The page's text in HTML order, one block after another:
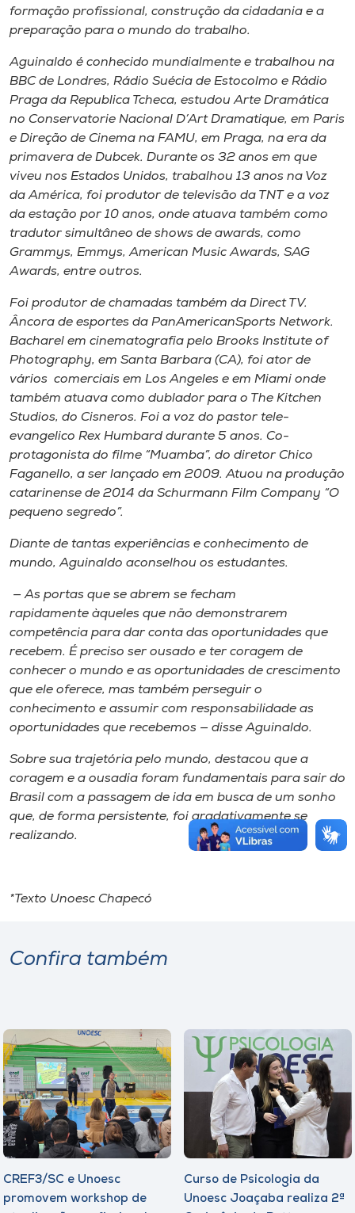
formação profissional, construção da cidadania e a
preparação para o mundo do trabalho.
Aguinaldo é conhecido mundialmente e trabalhou na
BBC de Londres, Rádio Suécia de Estocolmo e Rádio
Praga da Republica Tcheca, estudou Arte Dramática
no Conservatorie Nacional D’Art Dramatique, em Paris
e Direção de Cinema na FAMU, em Praga, na era da
primavera de Dubcek. Durante os 32 anos em que
viveu nos Estados Unidos, trabalhou 13 anos na Voz
da América, foi produtor de televisão da TNT e a voz
da estação por 10 anos, onde atuava também como
tradutor simultâneo de shows de awards, como
Grammys, Emmys, American Music Awards, SAG
Awards, entre outros.
Foi produtor de chamadas também da Direct TV.
Âncora de esportes da PanAmericanSports Network.
Bacharel em cinematografia pelo Brooks Institute of
Photography, em Santa Barbara (CA), foi ator de
vários comerciais em Los Angeles e em Miami onde
também atuava como dublador para o The Kitchen
Studios, do Cisneros. Foi a voz do pastor tele-
evangelico Rex Humbard durante 5 anos. Co-
protagonista do filme “Muamba”, do diretor Chico
Faganello, a ser lançado em 2009. Atuou na produção
catarinense de 2014 da Schurmann Film Company “O
pequeno segredo”.
Diante de tantas experiências e conhecimento de
mundo, Aguinaldo aconselhou os estudantes.
— As portas que se abrem se fecham
rapidamente àqueles que não demonstrarem
competência para dar conta das oportunidades que
recebem. É preciso ser ousado e ter coragem de
conhecer o mundo e as oportunidades de crescimento
que ele oferece, mas também perseguir o
conhecimento e assumir com responsabilidade as
oportunidades que recebemos — disse Aguinaldo.
Sobre sua trajetória pelo mundo, destacou que a
coragem e a ousadia foram fundamentais para sair do
Brasil com a passagem de ida em busca de um sonho
que, de forma persistente, foi gradativamente se
realizando.
*Texto Unoesc Chapecó
Confira também
CREF3/SC e Unoesc
promovem workshop de
Curso de Psicologia da
Unoesc Joaçaba realiza 2ª